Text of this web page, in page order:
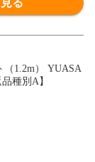
1.2m） YUASA
種別A】